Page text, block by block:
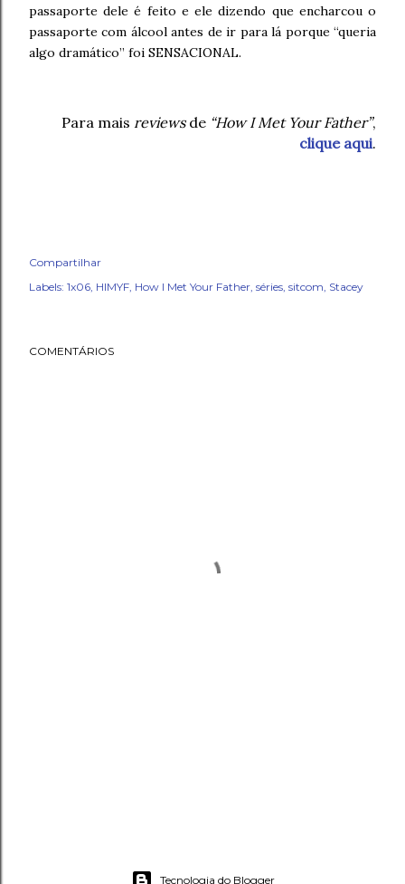
passaporte dele é feito e ele dizendo que encharcou o
passaporte com álcool antes de ir para lá porque “queria
algo dramático” foi SENSACIONAL.
Para mais reviewsde “How I Met Your Father”,
clique aqui.
Compartilhar
Labels: 1x06 HIMYF How I Met Your Father séries sitcom Stacey
COMENTÁRIOS
Tecnologia do Blogger